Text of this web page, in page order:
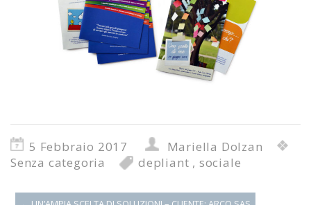
5 Febbraio 2017
Mariella Dolzan
Senza categoria
depliant , sociale